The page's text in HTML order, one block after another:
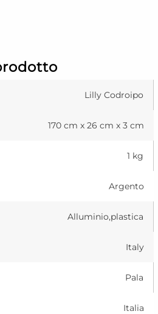
Lilly Codroipo
170 cm x 26 cm x 3 cm
1 kg
Argento
Alluminio,plastica
Italy
Pala
Italia